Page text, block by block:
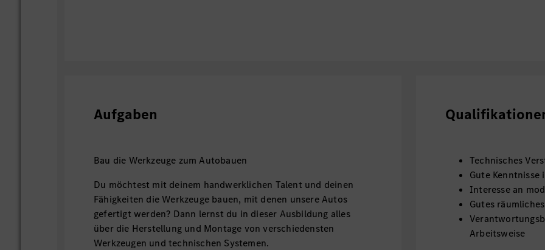
Aufgaben
Bau die Werkzeuge zum Autobauen
Du möchtest mit deinem handwerklichen Talent und deinen
Fähigkeiten die Werkzeuge bauen, mit denen unsere Autos
gefertigt werden? Dann lernst du in dieser Ausbildung alles
über die Herstellung und Montage von verschiedensten
Werkzeugen und technischen Systemen.
Technisches
Gute
Interesse an
Gutes
Arbeitsweise